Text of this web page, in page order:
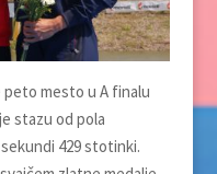
mesto u A finalu
stazu od pola
429 stotinki.